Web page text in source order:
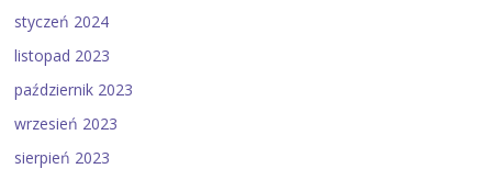
styczeń 2024
listopad 2023
październik 2023
wrzesień 2023
sierpień 2023